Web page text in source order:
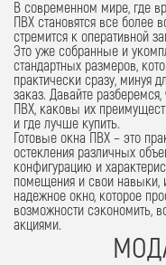
В современном мире, где
ПВХ становятся все более
стремится к оперативной
Это уже собранные и
стандартных размеров,
практически сразу, минуя
заказ. Давайте
ПВХ, каковы их
и где лучше купить.
Готовые окна ПВХ – это
остекления различных
конфигурацию и
помещения и свои навыки,
надежное окно, которое
возможности сэкономить,
акциями.